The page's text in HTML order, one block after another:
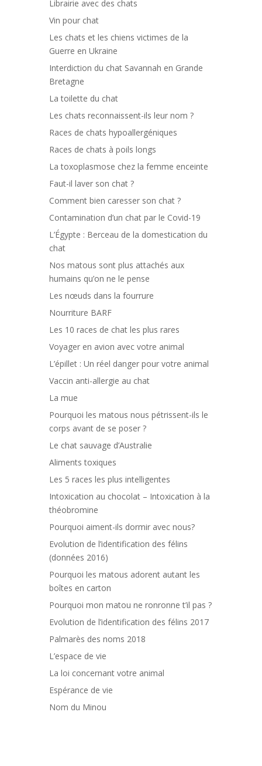
Librairie avec des chats
Vin pour chat
Les chats et les chiens victimes de la
Guerre en Ukraine
Interdiction du chat Savannah en Grande
Bretagne
La toilette du chat
Les chats reconnaissent-ils leur nom ?
Races de chats hypoallergéniques
Races de chats à poils longs
La toxoplasmose chez la femme enceinte
Faut-il laver son chat ?
Comment bien caresser son chat ?
Contamination d’un chat par le Covid-19
L’Égypte : Berceau de la domestication du
chat
Nos matous sont plus attachés aux
humains qu’on ne le pense
Les nœuds dans la fourrure
Nourriture BARF
Les 10 races de chat les plus rares
Voyager en avion avec votre animal
L’épillet : Un réel danger pour votre animal
Vaccin anti-allergie au chat
La mue
Pourquoi les matous nous pétrissent-ils le
corps avant de se poser ?
Le chat sauvage d’Australie
Aliments toxiques
Les 5 races les plus intelligentes
Intoxication au chocolat – Intoxication à la
théobromine
Pourquoi aiment-ils dormir avec nous?
Evolution de l’identification des félins
(données 2016)
Pourquoi les matous adorent autant les
boîtes en carton
Pourquoi mon matou ne ronronne t’il pas ?
Evolution de l’identification des félins 2017
Palmarès des noms 2018
L’espace de vie
La loi concernant votre animal
Espérance de vie
Nom du Minou